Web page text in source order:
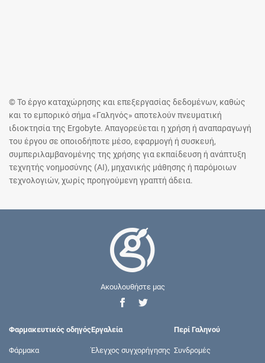
© Το έργο καταχώρησης και επεξεργασίας δεδομένων, καθώς
και το εμπορικό σήμα «Γαληνός» αποτελούν πνευματική
ιδιοκτησία της Ergobyte. Απαγορεύεται η χρήση ή αναπαραγωγή
του έργου σε οποιοδήποτε μέσο, εφαρμογή ή συσκευή,
συμπεριλαμβανομένης της χρήσης για εκπαίδευση ή ανάπτυξη
τεχνητής νοημοσύνης (AI), μηχανικής μάθησης ή παρόμοιων
τεχνολογιών, χωρίς προηγούμενη γραπτή άδεια.
Ακουλουθήστε μας
Φαρμακευτικός οδηγός
Φάρμακα
Εργαλεία
Έλεγχος συγχορήγησης
Περί Γαληνού
Συνδρομές